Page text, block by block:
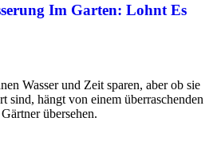
Im Garten: Lohnt Es
Wasser und Zeit sparen, aber ob sie
hängt von einem überraschenden
übersehen.